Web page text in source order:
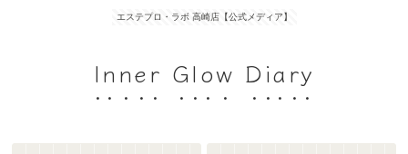
エステプロ・ラボ 高崎店【公式メディア】
Inner Glow Diary